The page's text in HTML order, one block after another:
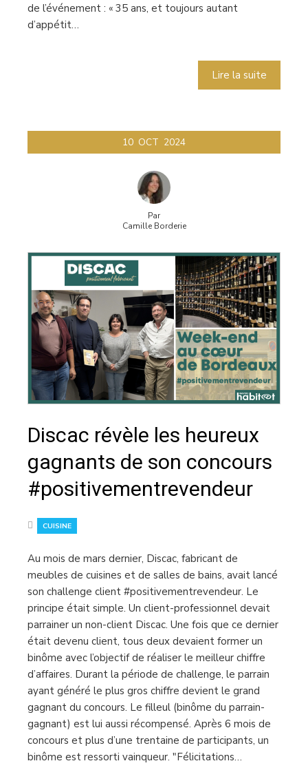
de l’événement : « 35 ans, et toujours autant
d’appétit…
Lire la suite
10 OCT 2024
Par
Camille Borderie
Discac révèle les heureux
gagnants de son concours
#positivementrevendeur
CUISINE
Au mois de mars dernier, Discac, fabricant de
meubles de cuisines et de salles de bains, avait lancé
son challenge client #positivementrevendeur. Le
principe était simple. Un client-professionnel devait
parrainer un non-client Discac. Une fois que ce dernier
était devenu client, tous deux devaient former un
binôme avec l’objectif de réaliser le meilleur chiffre
d’affaires. Durant la période de challenge, le parrain
ayant généré le plus gros chiffre devient le grand
gagnant du concours. Le filleul (binôme du parrain-
gagnant) est lui aussi récompensé. Après 6 mois de
concours et plus d’une trentaine de participants, un
binôme est ressorti vainqueur. "Félicitations…